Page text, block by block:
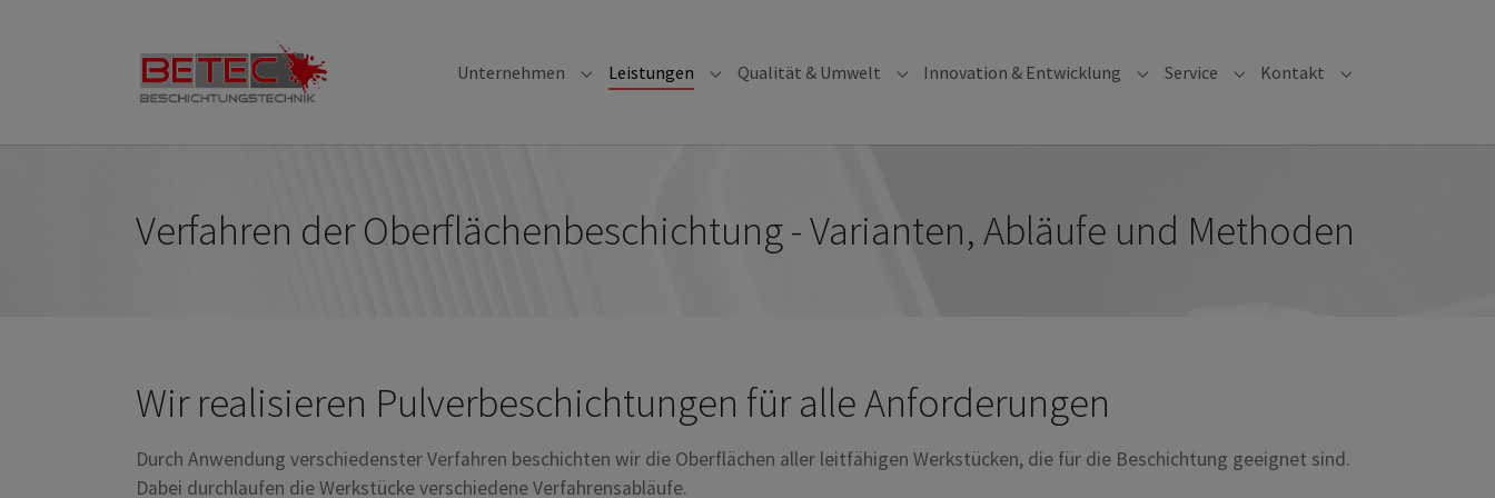
Unternehmen Submenu for "Unternehmen"
Leistungen (current)
Submenu for "Leistungen"
Qualität & Umwelt Submenu for "Qualität & Umwelt"
Innovation & Entwicklung Submenu for "Innovation & Entwicklung"
Service Submenu for "Service"
Kontakt Submenu for
Verfahren der Oberflächenbeschichtung - Varianten, Abläufe und Methoden
Wir realisieren Pulverbeschichtungen für alle Anforderungen
Durch Anwendung verschiedenster Verfahren beschichten wir die Oberflächen aller leitfähigen Werkstücken, die für die Beschichtung geeignet sind.
Dabei durchlaufen die Werkstücke verschiedene Verfahrensabläufe.